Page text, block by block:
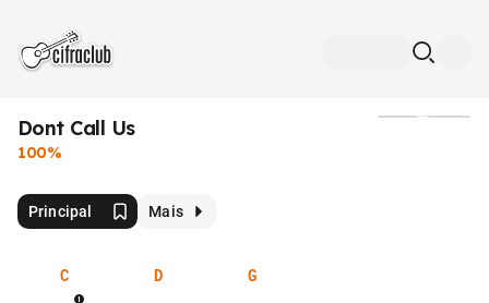
Dont Call Us
100%
Principal Mais
C D G